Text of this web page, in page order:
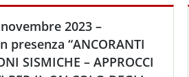
2023 –
presenza “ANCORANTI
SISMICHE – APPROCCI